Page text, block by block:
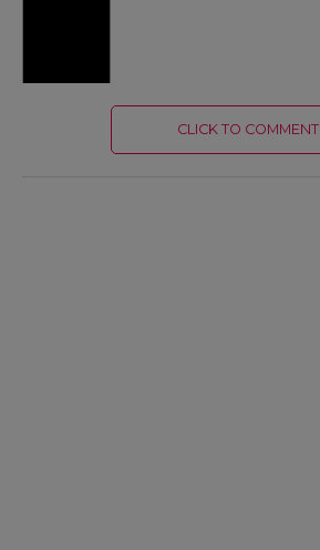
CLICK TO COMMENT